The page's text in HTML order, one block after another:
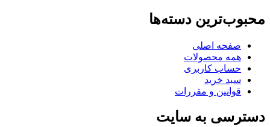
محبوب‌ترین دسته‌ها
صفحه اصلی
همه محصولات
حساب کاربری
سبد خرید
قوانین و مقررات
دسترسی به سایت